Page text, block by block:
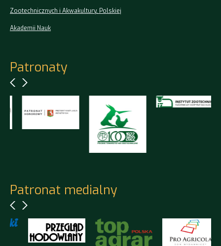
Zootechnicznych i Akwakultury, Polskiej
Akademii Nauk
Patronaty
Patronat medialny